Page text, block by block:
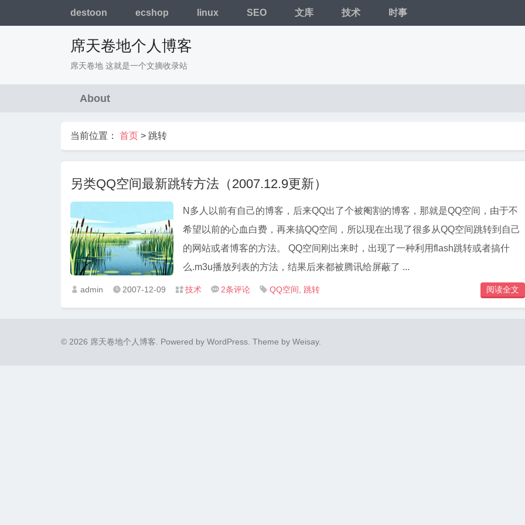
destoon ecshop linux SEO 文库 技术 时事
席天卷地个人博客
席天卷地 这就是一个文摘收录站
About
当前位置： 首页 > 跳转
另类QQ空间最新跳转方法（2007.12.9更新）
N多人以前有自己的博客，后来QQ出了个被阉割的博客，那就是QQ空间，由于不
希望以前的心血白费，再来搞QQ空间，所以现在出现了很多从QQ空间跳转到自己
的网站或者博客的方法。 QQ空间刚出来时，出现了一种利用flash跳转或者搞什
么.m3u播放列表的方法，结果后来都被腾讯给屏蔽了 ...
 admin  2007-12-09  技术  2条评论  QQ空间 跳转 阅读全文
© 2026 席天卷地个人博客. Powered by WordPress . Theme by Weisay.